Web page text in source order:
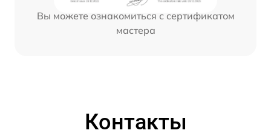
Вы можете ознакомиться с сертификатом
мастера
Контакты